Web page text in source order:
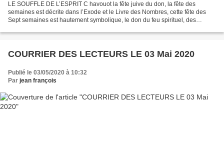
LE SOUFFLE DE L’ESPRIT C havouot la fête juive du don, la fête des
semaines est décrite dans l’Exode et le Livre des Nombres, cette fête des
Sept semaines est hautement symbolique, le don du feu spirituel, des
COURRIER DES LECTEURS LE 03 Mai 2020
Publié le 03/05/2020 à 10:32
Par jean françois